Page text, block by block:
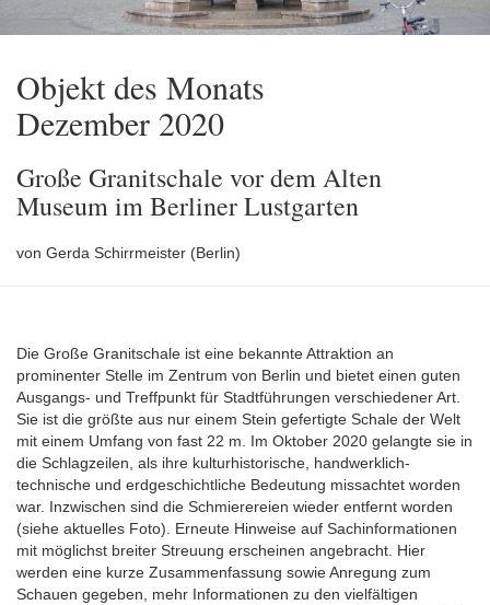
Objekt des Monats
Dezember 2020
Große Granitschale vor dem Alten
Museum im Berliner Lustgarten
von Gerda Schirrmeister (Berlin)
Die Große Granitschale ist eine bekannte Attraktion an
prominenter Stelle im Zentrum von Berlin und bietet einen guten
Ausgangs- und Treffpunkt für Stadtführungen verschiedener Art.
Sie ist die größte aus nur einem Stein gefertigte Schale der Welt
mit einem Umfang von fast 22 m. Im Oktober 2020 gelangte sie in
die Schlagzeilen, als ihre kulturhistorische, handwerklich-
technische und erdgeschichtliche Bedeutung missachtet worden
war. Inzwischen sind die Schmierereien wieder entfernt worden
(siehe aktuelles Foto). Erneute Hinweise auf Sachinformationen
mit möglichst breiter Streuung erscheinen angebracht. Hier
werden eine kurze Zusammenfassung sowie Anregung zum
Schauen gegeben, mehr Informationen zu den vielfältigen